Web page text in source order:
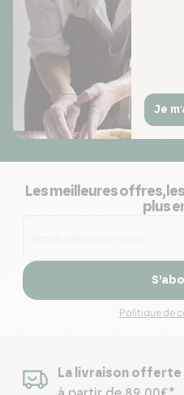
Je
Les meilleures offres,
plus
Politique de
La livraison offerte